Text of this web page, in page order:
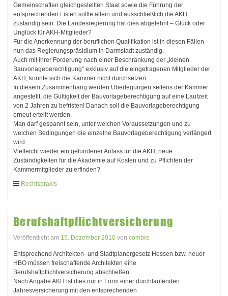
Gemeinschaften gleichgestellten Staat sowie die Führung der
entsprechenden Listen sollte allein und ausschließlich die AKH
zuständig sein. Die Landesregierung hat dies abgelehnt – Glück oder
Unglück für AKH-Mitglieder?
Für die Anerkennung der beruflichen Qualifikation ist in diesen Fällen
nun das Regierungspräsidium in Darmstadt zuständig.
Auch mit ihrer Forderung nach einer Beschränkung der „kleinen
Bauvorlageberechtigung“ exklusiv auf die eingetragenen Mitglieder der
AKH, konnte sich die Kammer nicht durchsetzen.
In diesem Zusammenhang werden Überlegungen seitens der Kammer
angestellt, die Gültigkeit der Bauvorlageberechtigung auf eine Laufzeit
von 2 Jahren zu befristen! Danach soll die Bauvorlageberechtigung
erneut erteilt werden.
Man darf gespannt sein, unter welchen Voraussetzungen und zu
welchen Bedingungen die einzelne Bauvorlageberechtigung verlängert
wird.
Vielleicht wieder ein gefundener Anlass für die AKH, neue
Zuständigkeiten für die Akademie auf Kosten und zu Pflichten der
Kammermitglieder zu erfinden?
Rechtspraxis
Berufshaftpflichtversicherung
Veröffentlicht am 15. Dezember 2010 von combre
Entsprechend Architekten- und Stadtplanergesetz Hessen bzw. neuer
HBO müssen freischaffende Architekten eine
Berufshaftpflichtversicherung abschließen.
Nach Angabe AKH ist dies nur in Form einer durchlaufenden
Jahresversicherung mit den entsprechenden